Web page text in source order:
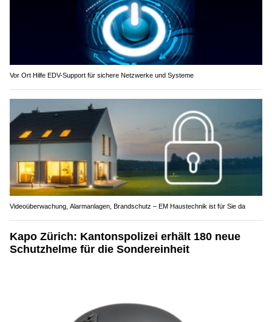
Vor Ort Hilfe EDV-Support für sichere Netzwerke und Systeme
Videoüberwachung, Alarmanlagen, Brandschutz – EM Haustechnik ist für Sie da
Kapo Zürich: Kantonspolizei erhält 180 neue
Schutzhelme für die Sondereinheit